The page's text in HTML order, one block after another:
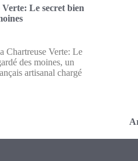
Le secret bien
Chartreuse Verte: Le
des moines, un
artisanal chargé